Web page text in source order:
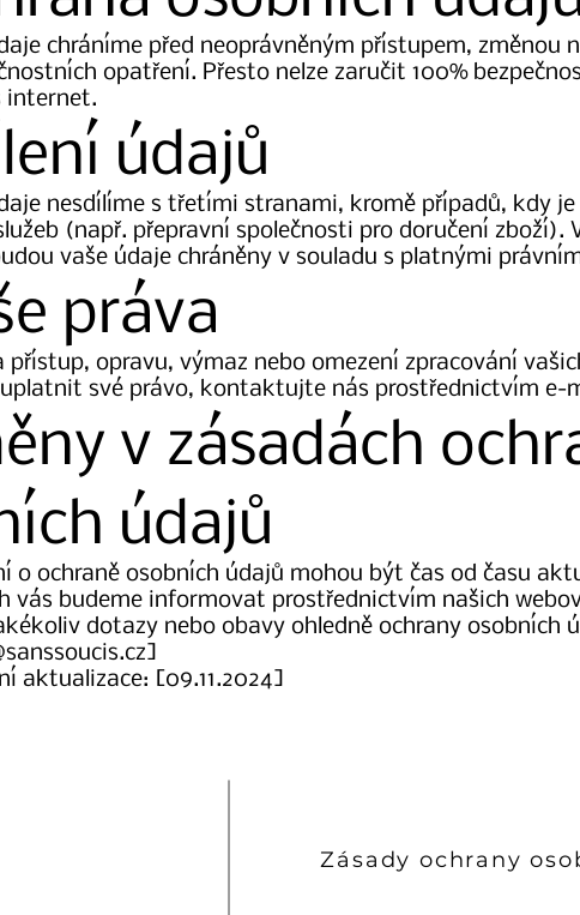
chráníme před neoprávněným přístupem, změnou
opatření. Přesto nelze zaručit 100%
internet.
údajů
nesdílíme s třetími stranami, kromě případů, kdy
(např. přepravní společnosti pro doručení zboží).
vaše údaje chráněny v souladu s platnými
práva
přístup, opravu, výmaz nebo omezení zpracování
své právo, kontaktujte nás prostřednictvím e-
v zásadách
údajů
o ochraně osobních údajů mohou být čas od času
vás budeme informovat prostřednictvím našich
dotazy nebo obavy ohledně ochrany osobních
]
aktualizace: [09.11.2024]
Zásady ochrany